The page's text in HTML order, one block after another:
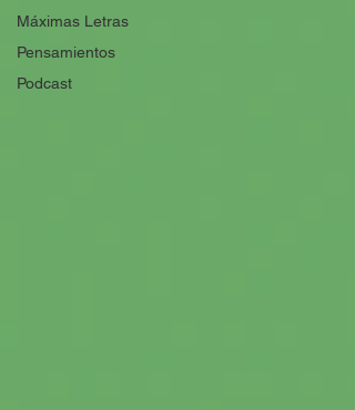
Máximas Letras
Pensamientos
Podcast